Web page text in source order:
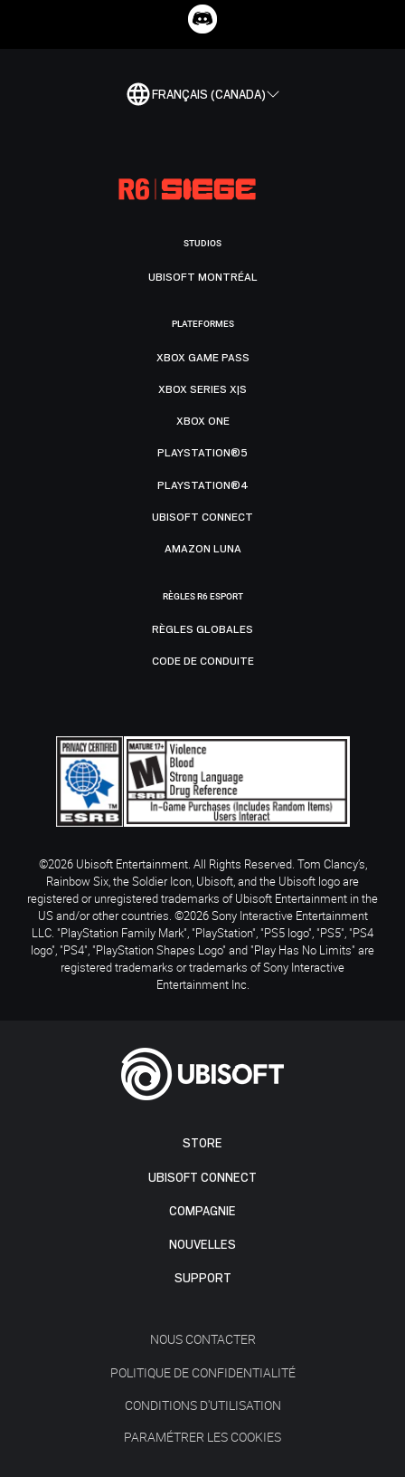
FRANÇAIS (CANADA)
STORE
UBISOFT CONNECT
COMPAGNIE
NOUVELLES
SUPPORT
NOUS CONTACTER
POLITIQUE DE CONFIDENTIALITÉ
CONDITIONS D'UTILISATION
PARAMÉTRER LES COOKIES
STUDIOS
UBISOFT MONTRÉAL
PLATEFORMES
XBOX GAME PASS
XBOX SERIES X|S
XBOX ONE
PLAYSTATION®5
PLAYSTATION®4
UBISOFT CONNECT
AMAZON LUNA
RÈGLES R6 ESPORT
RÈGLES GLOBALES
CODE DE CONDUITE
©2026 Ubisoft Entertainment. All Rights Reserved. Tom Clancy’s,
Rainbow Six, the Soldier Icon, Ubisoft, and the Ubisoft logo are
registered or unregistered trademarks of Ubisoft Entertainment in the
US and/or other countries. ©2026 Sony Interactive Entertainment
LLC. "PlayStation Family Mark", "PlayStation", "PS5 logo", "PS5", "PS4
logo", "PS4", "PlayStation Shapes Logo" and "Play Has No Limits" are
registered trademarks or trademarks of Sony Interactive
Entertainment Inc.